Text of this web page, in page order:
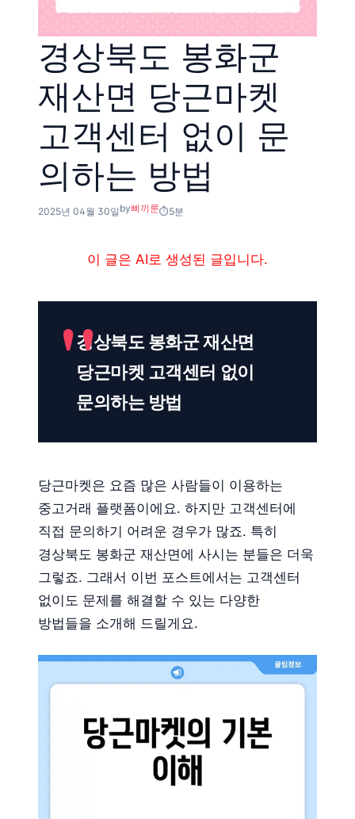
경상북도 봉화군
재산면 당근마켓
고객센터 없이 문
의하는 방법
2025년 04월 30일 by삐끼룬 5분
이 글은 AI로 생성된 글입니다.
경상북도 봉화군 재산면
당근마켓 고객센터 없이
문의하는 방법
당근마켓은 요즘 많은 사람들이 이용하는
중고거래 플랫폼이에요. 하지만 고객센터에
직접 문의하기 어려운 경우가 많죠. 특히
경상북도 봉화군 재산면에 사시는 분들은 더욱
그렇죠. 그래서 이번 포스트에서는 고객센터
없이도 문제를 해결할 수 있는 다양한
방법들을 소개해 드릴게요.